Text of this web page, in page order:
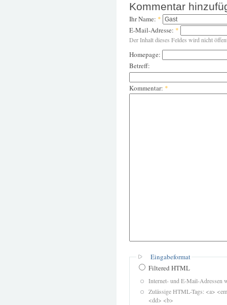
Kommentar
Ihr Name: *
E-Mail-Adresse: *
Der Inhalt dieses Feldes wird nicht
Homepage:
Betreff:
Kommentar: *
Eingabeformat
Filtered HTML
Internet- und E-Mail-Adressen
Zulässige HTML-Tags: <a>
<dd> <b>